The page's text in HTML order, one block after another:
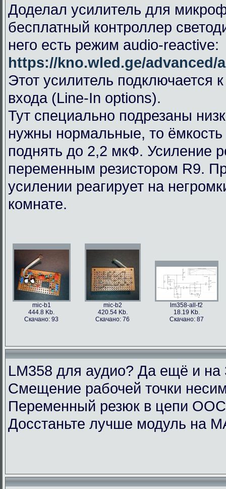
Доделал усилитель для
бесплатный контроллер
него есть режим audio-reactive:
https://kno.wled.ge/advanced/
Этот усилитель подключается
входа (Line-In options).
Тут специально подрезаны
нужны нормальные, то
поднять до 2,2 мкФ. Усиление
переменным резистором R9.
усилении реагирует на
комнате.
mic-b1
444.8 Kb.
Скачано: 93
mic-b2
420.54 Kb.
Скачано: 76
lm358-all-f2
18.19 Kb.
Скачано: 87
LM358 для аудио? Да ещё и на
Смещение рабочей точки
Переменный резюк в цепи
Досстаньте лучше модуль на